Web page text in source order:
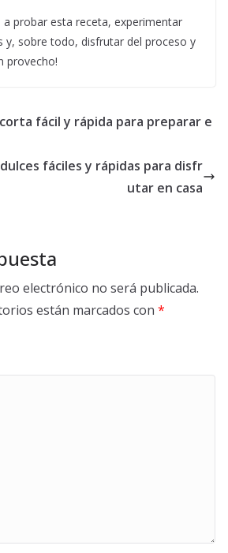
probar esta receta, experimentar
y, sobre todo, disfrutar del proceso y
provecho!
fácil y rápida para preparar e
fáciles y rápidas para disfr
utar en casa
electrónico no será publicada.
están marcados con *